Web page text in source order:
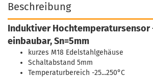
Beschreibung
Induktiver Hochtemperatursensor
einbaubar, Sn=5mm
kurzes M18 Edelstahlgehäuse
Schaltabstand 5mm
Temperaturbereich -25...250°C